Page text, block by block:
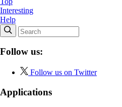
Interesting
Help
Follow us:
Follow us on Twitter
Applications